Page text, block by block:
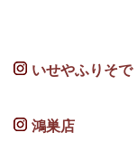
いせやふりそで
鴻巣店